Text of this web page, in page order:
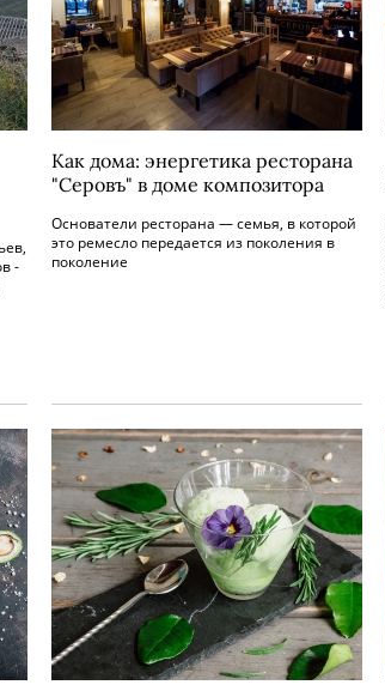
-
Как дома: энергетика ресторана
"Серовъ" в доме композитора
Основатели ресторана — семья, в которой
это ремесло передается из поколения в
поколение